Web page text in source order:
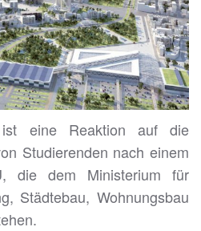
ist eine Reaktion auf die
Studierenden nach einem
die dem Ministerium für
Städtebau, Wohnungsbau